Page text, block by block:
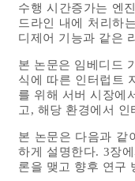
수행 시간증가는 엔
드라인 내에 처리하
디제어 기능과 같은
본 논문은 임베디드
식에 따른 인터럽트
를 위해 서버 시장에
고, 해당 환경에서
본 논문은 다음과 같
하게 설명한다. 3장
론을 맺고 향후 연구